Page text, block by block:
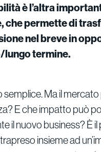
è l’altra
che permette di
nel breve in
lungo termine.
semplice. Ma il
E che impatto può
il nuovo business? È
insieme ad